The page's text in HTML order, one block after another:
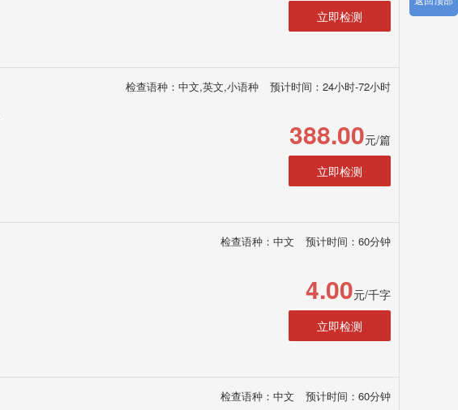
立即检测
检查语种：中文,英文,小语种 预计时间：24小时-72小时
388.00元/篇
立即检测
检查语种：中文 预计时间：60分钟
4.00元/千字
立即检测
检查语种：中文 预计时间：60分钟